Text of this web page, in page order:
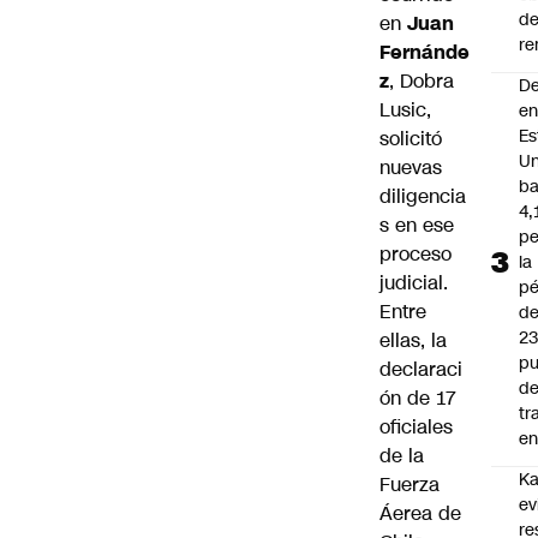
en Juan
Fernánde
z, Dobra
Lusic,
solicitó
nuevas
diligencia
s en ese
proceso
judicial.
Entre
ellas, la
declaraci
ón de 17
oficiales
de la
Fuerza
Áerea de
de
en
la
de
de